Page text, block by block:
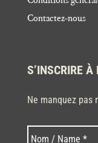
Contactez-nous
S’INSCRIRE
Ne manquez pas
Nom *